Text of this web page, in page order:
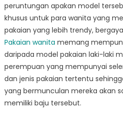
peruntungan apakan model
khusus untuk para wanita yang
pakaian yang lebih trendy,
Pakaian wanita memang
daripada model pakaian laki-laki
perempuan yang mempunyai
dan jenis pakaian tertentu
yang bermunculan mereka akan
memiliki baju tersebut.